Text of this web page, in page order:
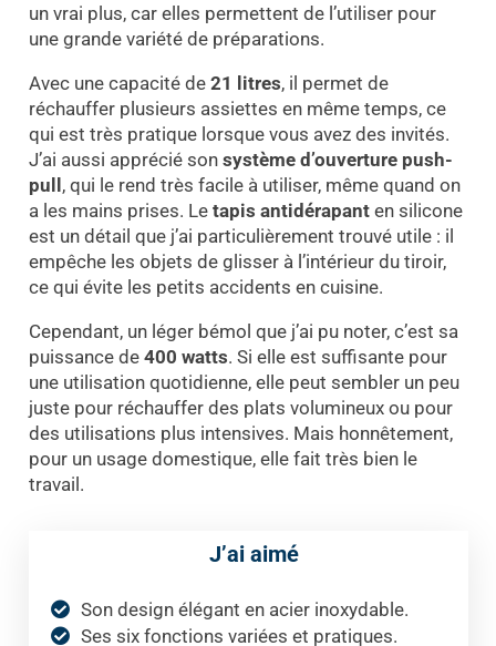
un vrai plus, car elles permettent de l’utiliser pour
une grande variété de préparations.
Avec une capacité de 21 litres, il permet de
réchauffer plusieurs assiettes en même temps, ce
qui est très pratique lorsque vous avez des invités.
J’ai aussi apprécié son système d’ouverture push-
pull, qui le rend très facile à utiliser, même quand on
a les mains prises. Le tapis antidérapanten silicone
est un détail que j’ai particulièrement trouvé utile : il
empêche les objets de glisser à l’intérieur du tiroir,
ce qui évite les petits accidents en cuisine.
Cependant, un léger bémol que j’ai pu noter, c’est sa
puissance de 400 watts. Si elle est suffisante pour
une utilisation quotidienne, elle peut sembler un peu
juste pour réchauffer des plats volumineux ou pour
des utilisations plus intensives. Mais honnêtement,
pour un usage domestique, elle fait très bien le
travail.
J’ai aimé
Son design élégant en acier inoxydable.
Ses six fonctions variées et pratiques.